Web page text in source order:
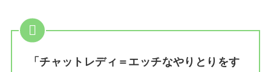
「チャットレディ＝エッチなやりとりをす